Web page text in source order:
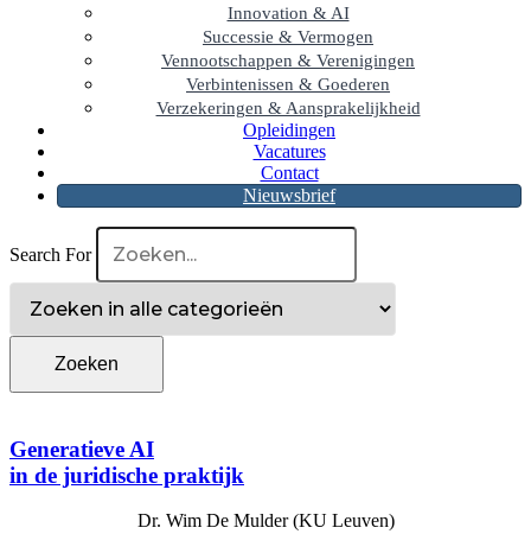
Innovation & AI
Successie & Vermogen
Vennootschappen & Verenigingen
Verbintenissen & Goederen
Verzekeringen & Aansprakelijkheid
Opleidingen
Vacatures
Contact
Nieuwsbrief
Search For
Generatieve AI
in de juridische praktijk
Dr. Wim De Mulder (KU Leuven)